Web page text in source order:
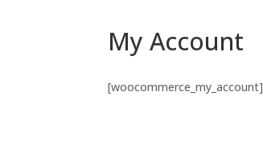
My Account
[woocommerce_my_account]